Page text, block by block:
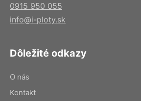
0915 950 055
info@i-ploty.sk
Dôležité odkazy
O nás
Kontakt